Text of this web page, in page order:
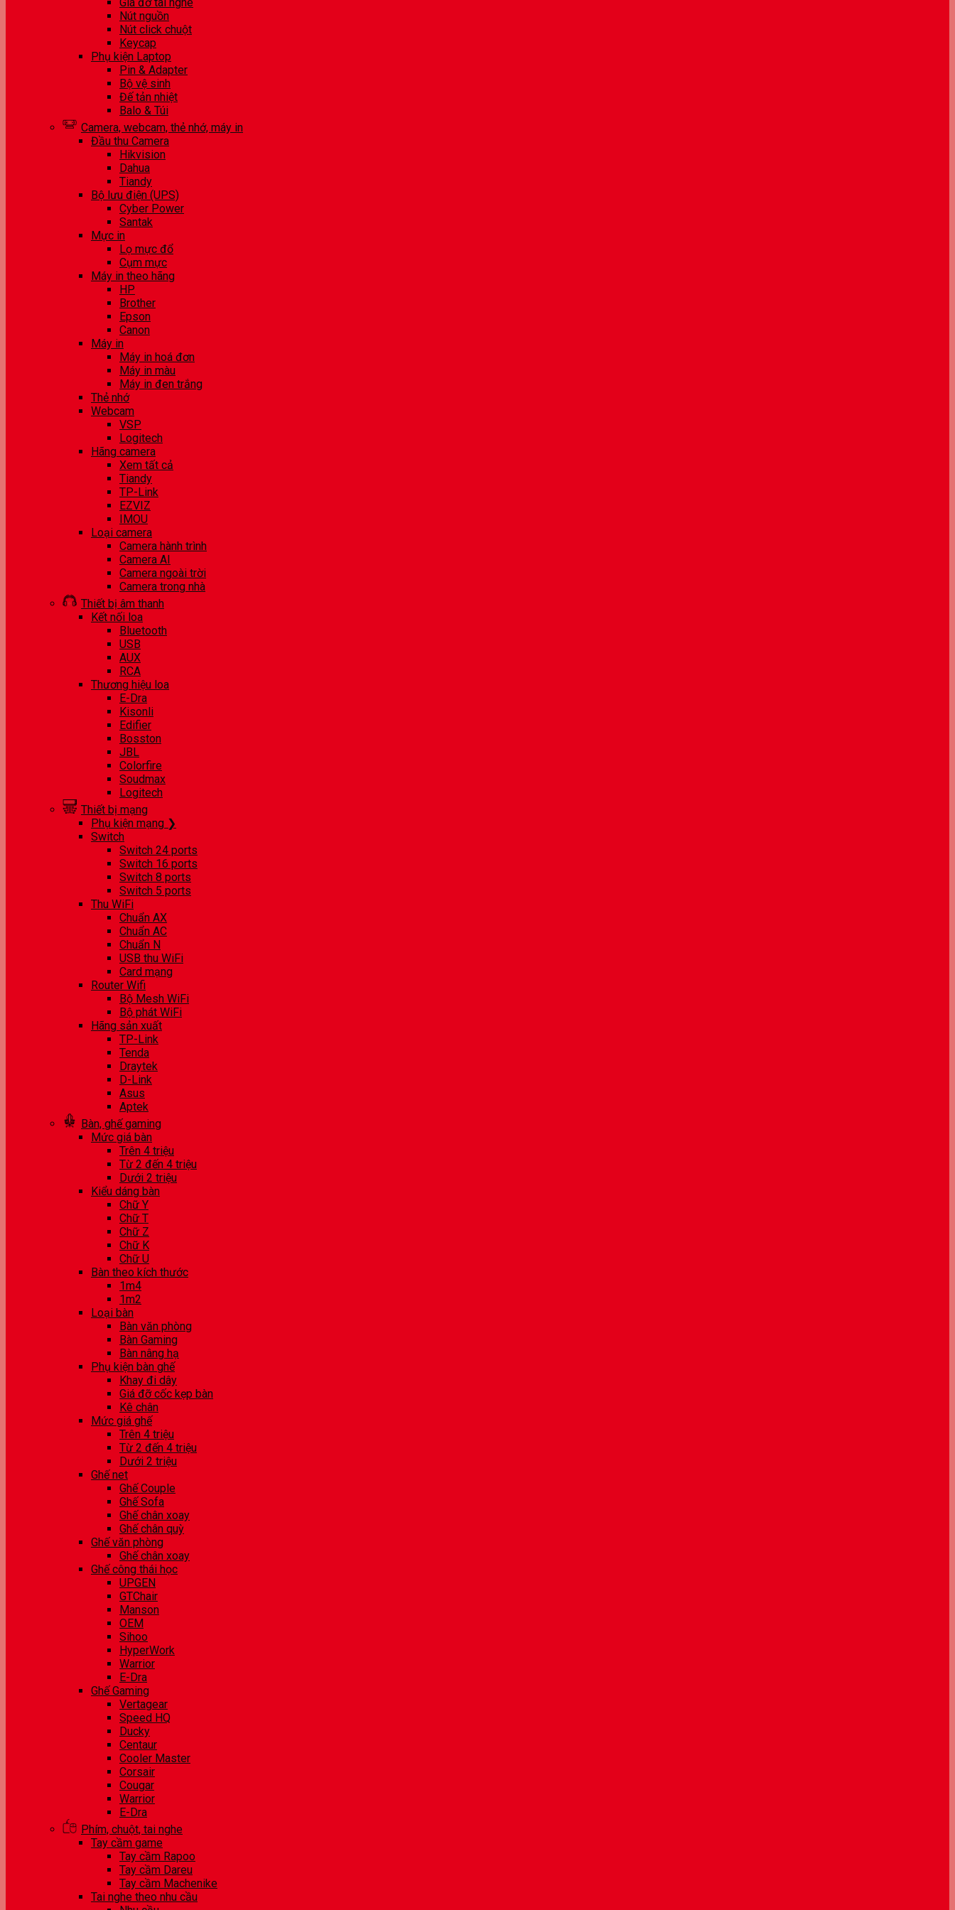
Nút nguồn
Nút click chuột
Keycap
Phụ kiện Laptop
Pin & Adapter
Bộ vệ sinh
Đế tản nhiệt
Balo & Túi
Camera, webcam, thẻ nhớ, máy in
Đầu thu Camera
Hikvision
Dahua
Tiandy
Bộ lưu điện (UPS)
Cyber Power
Santak
Mực in
Lọ mực đổ
Cụm mực
Máy in theo hãng
HP
Brother
Epson
Canon
Máy in
Máy in hoá đơn
Máy in màu
Máy in đen trắng
Thẻ nhớ
Webcam
VSP
Logitech
Hãng camera
Xem tất cả
Tiandy
TP-Link
EZVIZ
IMOU
Loại camera
Camera hành trình
Camera AI
Camera ngoài trời
Camera trong nhà
Thiết bị âm thanh
Kết nối loa
Bluetooth
USB
AUX
RCA
Thương hiệu loa
E-Dra
Kisonli
Edifier
Bosston
JBL
Colorfire
Soudmax
Logitech
Thiết bị mạng
Phụ kiện mạng ❯
Switch
Switch 24 ports
Switch 16 ports
Switch 8 ports
Switch 5 ports
Thu WiFi
Chuẩn AX
Chuẩn AC
Chuẩn N
USB thu WiFi
Card mạng
Router Wifi
Bộ Mesh WiFi
Bộ phát WiFi
Hãng sản xuất
TP-Link
Tenda
Draytek
D-Link
Asus
Aptek
Bàn, ghế gaming
Mức giá bàn
Trên 4 triệu
Từ 2 đến 4 triệu
Dưới 2 triệu
Kiểu dáng bàn
Chữ Y
Chữ T
Chữ Z
Chữ K
Chữ U
Bàn theo kích thước
1m4
1m2
Loại bàn
Bàn văn phòng
Bàn Gaming
Bàn nâng hạ
Phụ kiện bàn ghế
Khay đi dây
Giá đỡ cốc kẹp bàn
Kê chân
Mức giá ghế
Trên 4 triệu
Từ 2 đến 4 triệu
Dưới 2 triệu
Ghế net
Ghế Couple
Ghế Sofa
Ghế chân xoay
Ghế chân quỳ
Ghế văn phòng
Ghế chân xoay
Ghế công thái học
UPGEN
GTChair
Manson
OEM
Sihoo
HyperWork
Warrior
E-Dra
Ghế Gaming
Vertagear
Speed HQ
Ducky
Centaur
Cooler Master
Corsair
Cougar
Warrior
E-Dra
Phím, chuột, tai nghe
Tay cầm game
Tay cầm Rapoo
Tay cầm Dareu
Tay cầm Machenike
Tai nghe theo nhu cầu